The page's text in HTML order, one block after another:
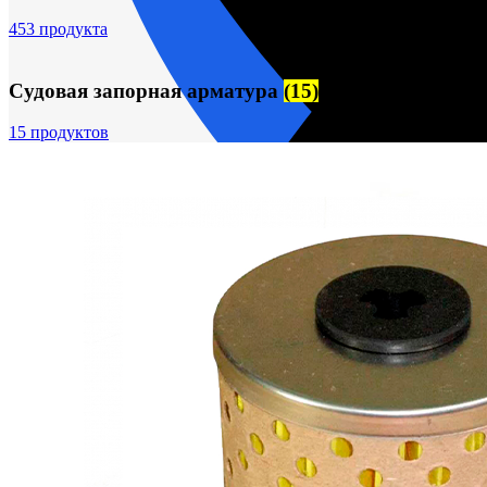
пн-пт 09:00–17:00 (UTC+6)
453 продукта
Судовая запорная арматура (15)
15 продуктов